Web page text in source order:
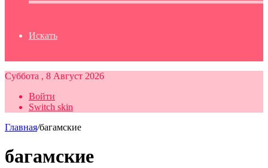
Искать
Суббота , 8 Август 2026
Войти
Switch skin
Главная/багамские
багамские